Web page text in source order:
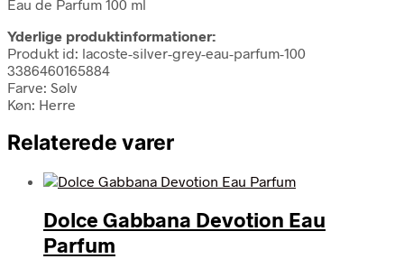
Eau de Parfum 100 ml
Yderlige produktinformationer:
Produkt id: lacoste-silver-grey-eau-parfum-100
3386460165884
Farve: Sølv
Køn: Herre
Relaterede varer
Dolce Gabbana Devotion Eau
Parfum